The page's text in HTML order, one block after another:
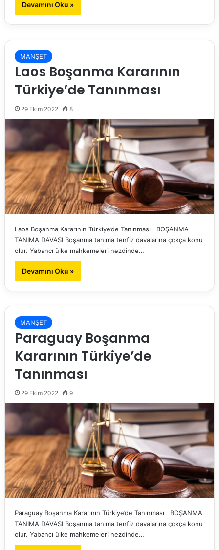
Devamını Oku »
MANŞET
Laos Boşanma Kararının
Türkiye’de Tanınması
29 Ekim 2022 8
Laos Boşanma Kararının Türkiye’de Tanınması BOŞANMA
TANIMA DAVASI Boşanma tanıma tenfiz davalarına çokça konu
olur. Yabancı ülke mahkemeleri nezdinde…
Devamını Oku »
MANŞET
Paraguay Boşanma
Kararının Türkiye’de
Tanınması
29 Ekim 2022 9
Paraguay Boşanma Kararının Türkiye’de Tanınması BOŞANMA
TANIMA DAVASI Boşanma tanıma tenfiz davalarına çokça konu
olur. Yabancı ülke mahkemeleri nezdinde…